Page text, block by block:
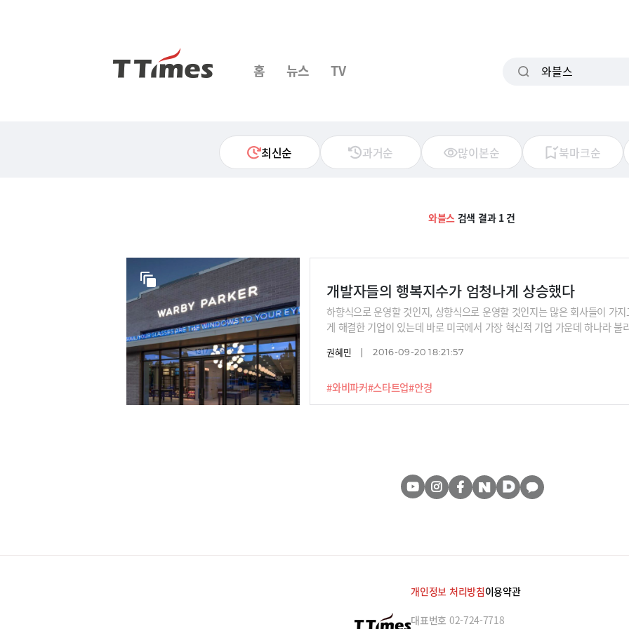
홈 뉴스 TV
최신순 과거순 많이본순 북마크순
와블스 검색 결과 1 건
개발자들의 행복지수가 엄청나게 상승했다
#와비파커#스타트업#안경
하향식으로 운영할 것인지, 상향식으로 운영할 것인지는 많은 회사들이 가
게 해결한 기업이 있는데 바로 미국에서 가장 혁신적 기업 가운데 하나라 불
권혜민 2016-09-20 18:21:57
개인정보 처리방침이용약관
대표번호 02-724-7718